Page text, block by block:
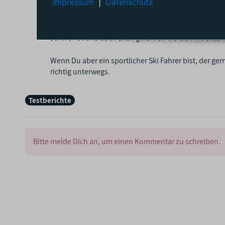
Grundsätzlich ist dieser Ski für erfahrene Skifahrer
diesem Ski die Option den ganzen Tag auf der
schwer ist und auch aktiv gefahren werden
Wenn Du aber ein sportlicher Ski Fahrer bist, der
richtig unterwegs.
Testberichte
Bitte melde Dich an, um einen Kommentar zu schreiben.
Impressum
Datenschutz